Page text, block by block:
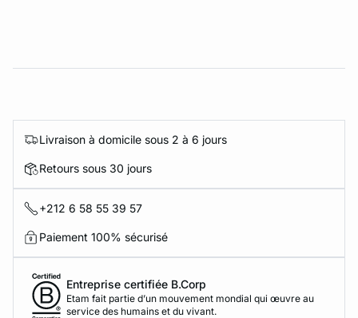
Livraison à domicile sous 2 à 6 jours
Retours sous 30 jours
+212 6 58 55 39 57
Paiement 100% sécurisé
Entreprise certifiée B.Corp
Etam fait partie d’un mouvement mondial qui œuvre au
service des humains et du vivant.